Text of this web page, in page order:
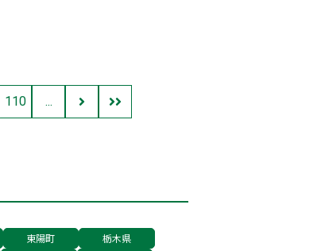
110 ...
東陽町
栃木県